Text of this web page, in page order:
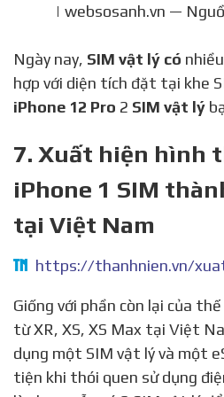
| websosanh.vn —
Ngày nay, SIM vật lý có
hợp với diện tích đặt tại khe
iPhone 12 Pro 2 SIM vật lý
7. Xuất hiện hình
iPhone 1 SIM
tại Việt Nam
Giống với phần còn lại của thế giới, các thế hệ iPhone
từ XR, XS, XS Max tại Việt
dụng một SIM vật lý và một
tiện khi thói quen sử dụng